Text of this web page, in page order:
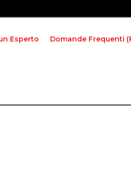
Esperto Domande Frequenti